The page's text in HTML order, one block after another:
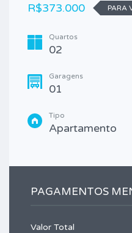
R$373.000
PARA
Quartos
02
Garagens
01
Tipo
Apartamento
PAGAMENTOS
Valor Total